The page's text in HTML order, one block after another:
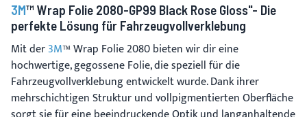
3M™ Wrap Folie 2080-GP99 Black Rose Gloss"- Die
perfekte Lösung für Fahrzeugvollverklebung
Mit der3M™ Wrap Folie 2080 bieten wir dir eine
hochwertige, gegossene Folie, die speziell für die
Fahrzeugvollverklebung entwickelt wurde. Dank ihrer
mehrschichtigen Struktur und vollpigmentierten Oberfläche